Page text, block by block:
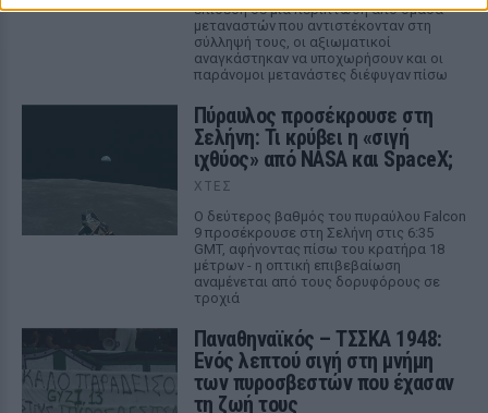
επίθεση σε μία περίπτωση από ομάδα
μεταναστών που αντιστέκονταν στη
σύλληψή τους, οι αξιωματικοί
αναγκάστηκαν να υποχωρήσουν και οι
παράνομοι μετανάστες διέφυγαν πίσω
Πύραυλος προσέκρουσε στη
Σελήνη: Τι κρύβει η «σιγή
ιχθύος» από NASA και SpaceX;
ΧΤΕΣ
Ο δεύτερος βαθμός του πυραύλου Falcon
9 προσέκρουσε στη Σελήνη στις 6:35
GMT, αφήνοντας πίσω του κρατήρα 18
μέτρων - η οπτική επιβεβαίωση
αναμένεται από τους δορυφόρους σε
τροχιά
Παναθηναϊκός – ΤΣΣΚΑ 1948:
Ενός λεπτού σιγή στη μνήμη
των πυροσβεστών που έχασαν
τη ζωή τους